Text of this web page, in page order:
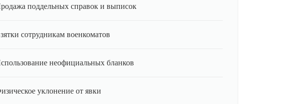
поддельных справок и выписок
сотрудникам военкоматов
неофициальных бланков
уклонение от явки